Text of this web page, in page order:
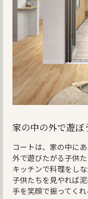
家の中の外で遊ぼ
コートは、家の中にあ
外で遊びたがる子供
キッチンで料理をしな
子供たちを見やれば
手を笑顔で振ってくれ